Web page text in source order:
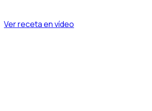
Ver receta en vídeo